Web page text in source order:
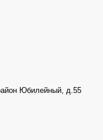
Юбилейный, д.55